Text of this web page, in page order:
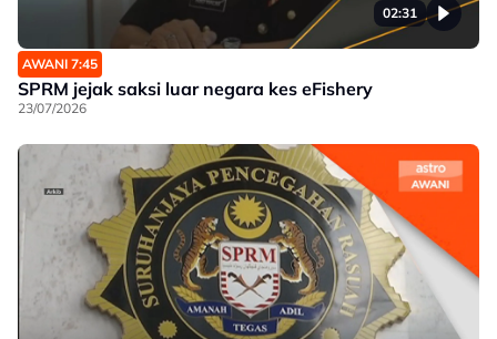
02:31
AWANI 7:45
SPRM jejak saksi luar negara kes eFishery
23/07/2026